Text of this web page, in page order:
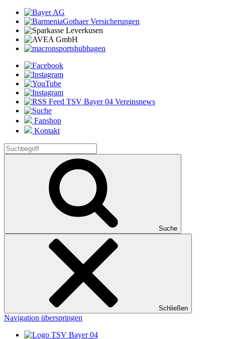
Fanshop
Kontakt
Suche
Schließen
Navigation überspringen